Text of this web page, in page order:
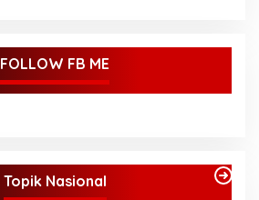
FOLLOW FB ME
Topik Nasional